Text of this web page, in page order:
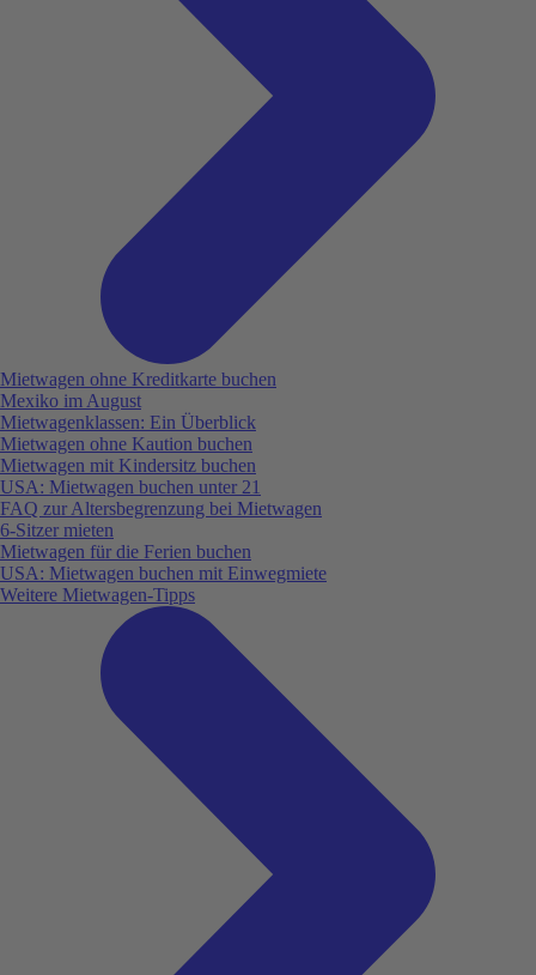
Mietwagen ohne Kreditkarte buchen
Mexiko im August
Mietwagenklassen: Ein Überblick
Mietwagen ohne Kaution buchen
Mietwagen mit Kindersitz buchen
USA: Mietwagen buchen unter 21
FAQ zur Altersbegrenzung bei Mietwagen
6-Sitzer mieten
Mietwagen für die Ferien buchen
USA: Mietwagen buchen mit Einwegmiete
Weitere Mietwagen-Tipps